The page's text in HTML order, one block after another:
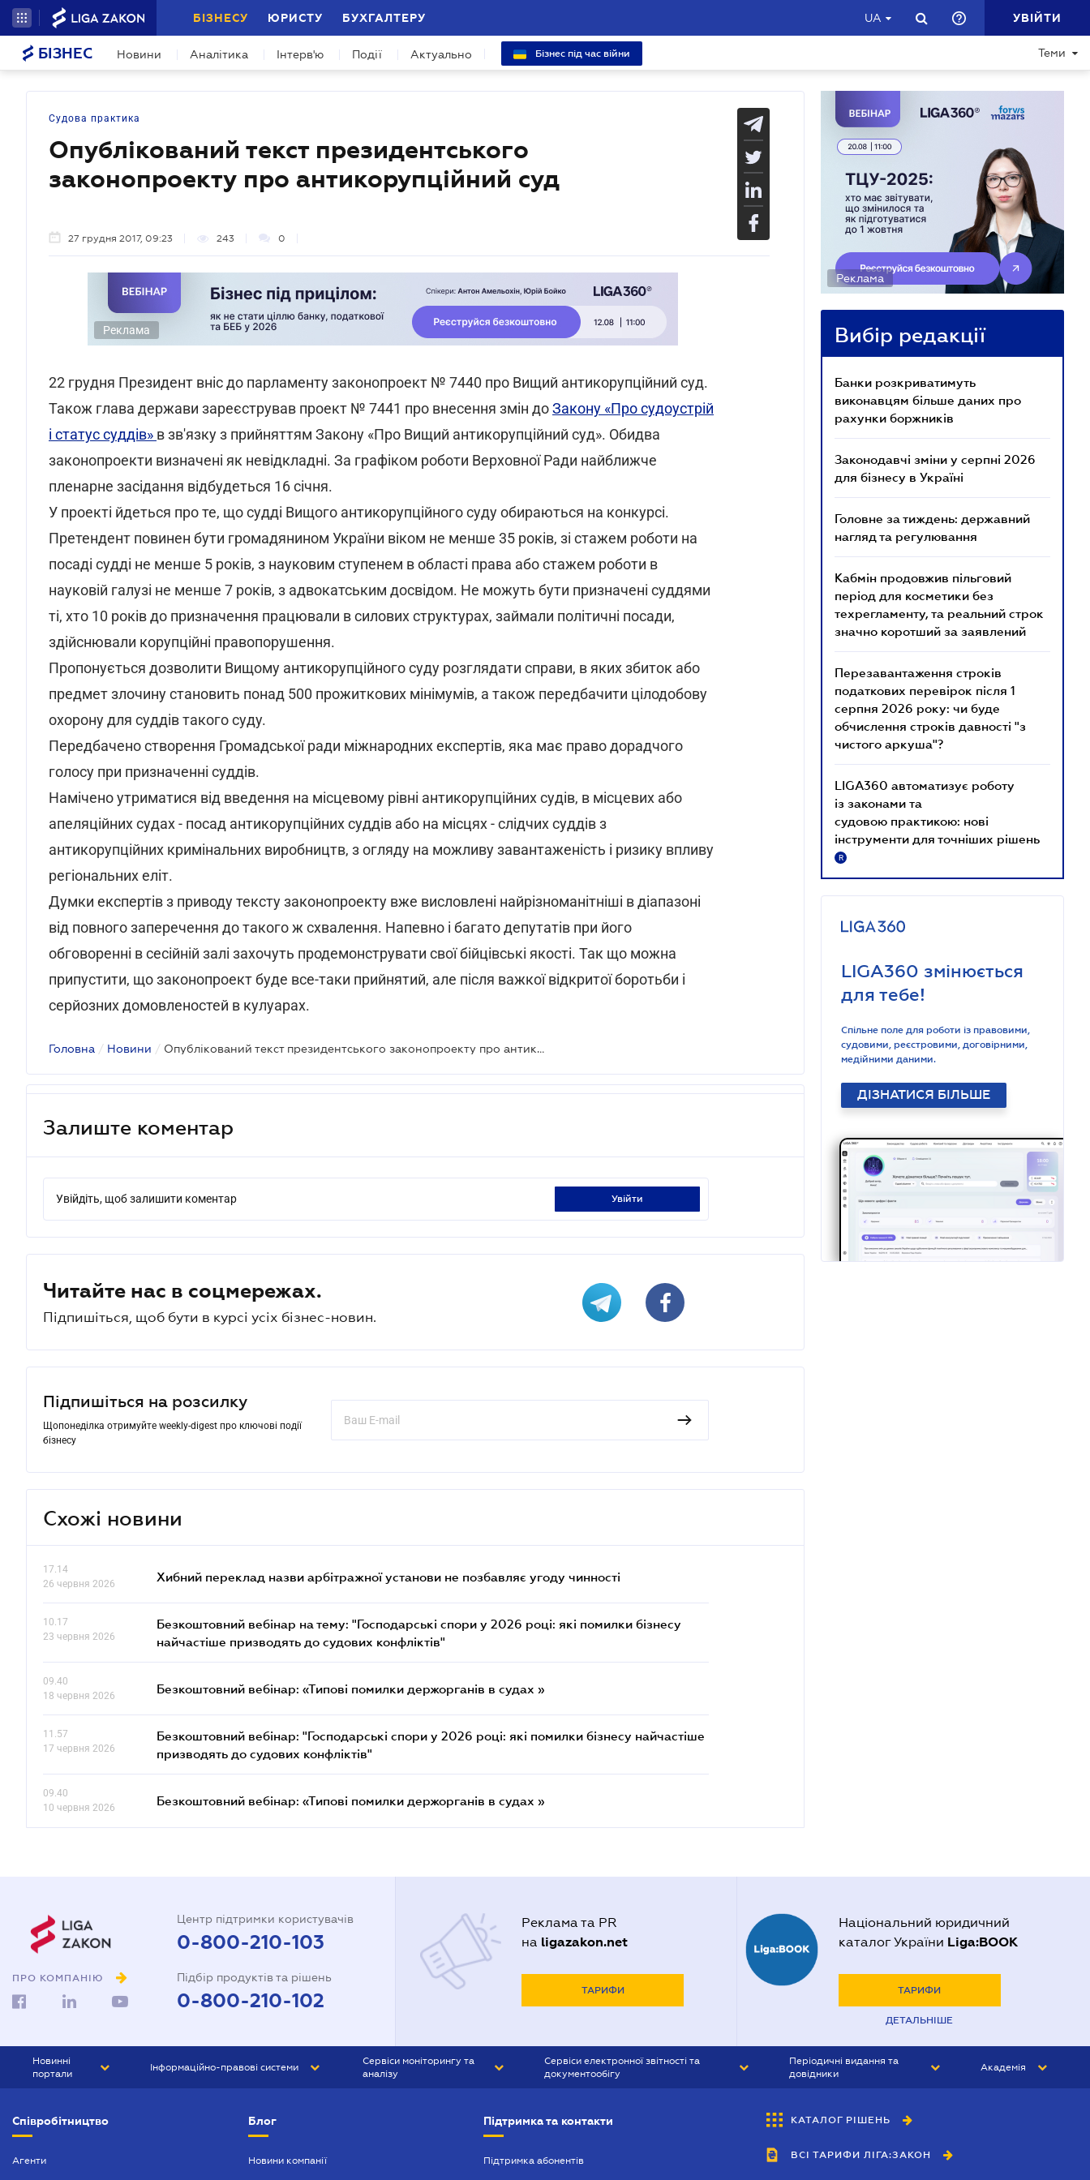
БІЗНЕСУ ЮРИСТУ БУХГАЛТЕРУ UA УВІЙТИ
БІЗНЕС Новини Аналітика Інтерв'ю Події Актуально Бізнес під час війни Теми
Судова практика
Опублікований текст президентського
законопроекту про антикорупційний суд
27 грудня 2017, 09:23 243 0
Реклама
22 грудня Президент вніс до парламенту законопроект № 7440 про Вищий антикорупційний суд.
Також глава держави зареєстрував проект № 7441 про внесення змін доЗакону «Про судоустрій
і статус суддів» в зв'язку з прийняттям Закону «Про Вищий антикорупційний суд». Обидва
законопроекти визначені як невідкладні. За графіком роботи Верховної Ради найближче
пленарне засідання відбудеться 16 січня.
У проекті йдеться про те, що судді Вищого антикорупційного суду обираються на конкурсі.
Претендент повинен бути громадянином України віком не менше 35 років, зі стажем роботи на
посаді судді не менше 5 років, з науковим ступенем в області права або стажем роботи в
науковій галузі не менше 7 років, з адвокатським досвідом. Не можуть бути призначені суддями
ті, хто 10 років до призначення працювали в силових структурах, займали політичні посади,
здійснювали корупційні правопорушення.
Пропонується дозволити Вищому антикорупційного суду розглядати справи, в яких збиток або
предмет злочину становить понад 500 прожиткових мінімумів, а також передбачити цілодобову
охорону для суддів такого суду.
Передбачено створення Громадської ради міжнародних експертів, яка має право дорадчого
голосу при призначенні суддів.
Намічено утриматися від введення на місцевому рівні антикорупційних судів, в місцевих або
апеляційних судах - посад антикорупційних суддів або на місцях - слідчих суддів з
антикорупційних кримінальних виробництв, з огляду на можливу завантаженість і ризику впливу
регіональних еліт.
Думки експертів з приводу тексту законопроекту вже висловлені найрізноманітніші в діапазоні
від повного заперечення до такого ж схвалення. Напевно і багато депутатів при його
обговоренні в сесійній залі захочуть продемонструвати свої бійцівські якості. Так що можна
припустити, що законопроект буде все-таки прийнятий, але після важкої відкритої боротьби і
серйозних домовленостей в кулуарах.
Головна / Новини / Опублікований текст президентського законопроекту про антикорупційний суд
Залиште коментар
Увійдіть, щоб залишити коментар увійти
Читайте нас в соцмережах.
Підпишіться, щоб бути в курсі усіх бізнес-новин.
Підпишіться на розсилку
Щопонеділка отримуйте weekly-digest про ключові події
бізнесу
Схожі новини
17.14
26 червня 2026
Хибний переклад назви арбітражної установи не позбавляє угоду чинності
10.17
23 червня 2026
Безкоштовний вебінар на тему: "Господарські спори у 2026 році: які помилки бізнесу
найчастіше призводять до судових конфліктів"
09.40
18 червня 2026
Безкоштовний вебінар: «Типові помилки держорганів в судах »
11.57
17 червня 2026
Безкоштовний вебінар: "Господарські спори у 2026 році: які помилки бізнесу найчастіше
призводять до судових конфліктів"
09.40
10 червня 2026
Безкоштовний вебінар: «Типові помилки держорганів в судах »
Реклама
Вибір редакції
Банки розкриватимуть
виконавцям більше даних про
рахунки боржників
Законодавчі зміни у серпні 2026
для бізнесу в Україні
Головне за тиждень: державний
нагляд та регулювання
Кабмін продовжив пільговий
період для косметики без
техрегламенту, та реальний строк
значно коротший за заявлений
Перезавантаження строків
податкових перевірок після 1
серпня 2026 року: чи буде
обчислення строків давності "з
чистого аркуша"?
LIGA360 автоматизує роботу
із законами та
судовою практикою: нові
інструменти для точніших рішень
R
LIGA360 змінюється
для тебе!
Спільне поле для роботи із правовими,
судовими, реєстровими, договірними,
медійними даними.
ДІЗНАТИСЯ БІЛЬШЕ
ПРО КОМПАНІЮ
Центр підтримки користувачів
0-800-210-103
Підбір продуктів та рішень
0-800-210-102
Реклама та PR
на ligazakon.net
ТАРИФИ
Національний юридичний
каталог України Liga:BOOK
ТАРИФИ
ДЕТАЛЬНІШЕ
Новинні
портали
БІЗНЕС
Інформаційно-правові системи
Сервіси моніторингу та
аналізу
Сервіси електронної звітності та
документообігу
Періодичні видання та
довідники
БУХГАЛТЕР&ЗАКОН
ВІСНИК МСФЗ
Академія
Співробітництво
Агенти
Блог
Новини компанії
Підтримка та контакти
Підтримка абонентів
КАТАЛОГ РІШЕНЬ
ВСІ ТАРИФИ ЛІГА:ЗАКОН